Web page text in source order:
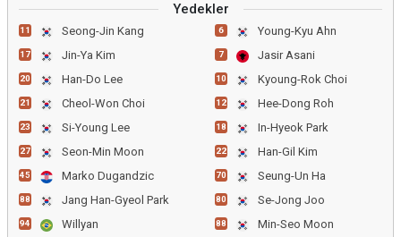
Yedekler
11 Seong-Jin Kang
17 Jin-Ya Kim
20 Han-Do Lee
21 Cheol-Won Choi
23 Si-Young Lee
27 Seon-Min Moon
45 Marko Dugandzic
88 Jang Han-Gyeol Park
94 Willyan
6 Young-Kyu Ahn
7 Jasir Asani
10 Kyoung-Rok Choi
12 Hee-Dong Roh
18 In-Hyeok Park
22 Han-Gil Kim
70 Seung-Un Ha
80 Se-Jong Joo
88 Min-Seo Moon